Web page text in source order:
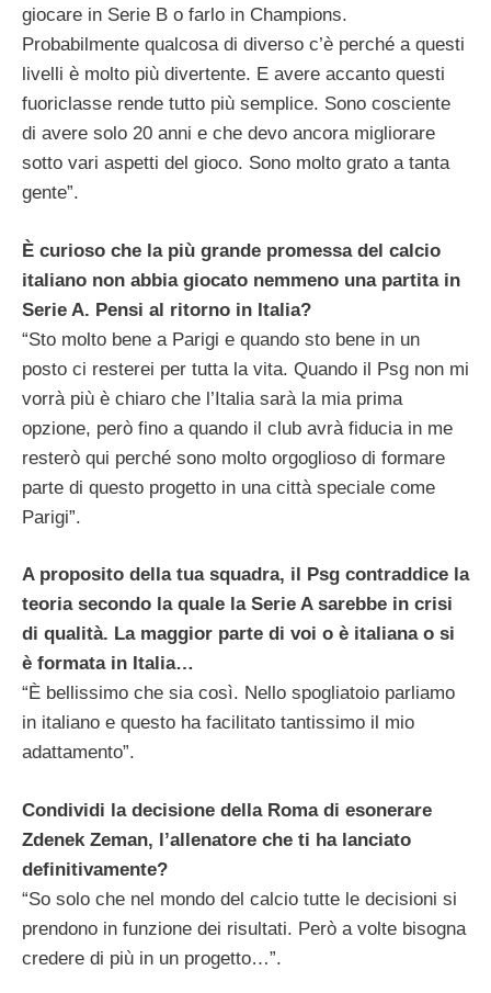
giocare in Serie B o farlo in Champions.
Probabilmente qualcosa di diverso c’è perché a questi
livelli è molto più divertente. E avere accanto questi
fuoriclasse rende tutto più semplice. Sono cosciente
di avere solo 20 anni e che devo ancora migliorare
sotto vari aspetti del gioco. Sono molto grato a tanta
gente”.
È curioso che la più grande promessa del calcio
italiano non abbia giocato nemmeno una partita in
Serie A. Pensi al ritorno in Italia?
“Sto molto bene a Parigi e quando sto bene in un
posto ci resterei per tutta la vita. Quando il Psg non mi
vorrà più è chiaro che l’Italia sarà la mia prima
opzione, però fino a quando il club avrà fiducia in me
resterò qui perché sono molto orgoglioso di formare
parte di questo progetto in una città speciale come
Parigi”.
A proposito della tua squadra, il Psg contraddice la
teoria secondo la quale la Serie A sarebbe in crisi
di qualità. La maggior parte di voi o è italiana o si
è formata in Italia…
“È bellissimo che sia così. Nello spogliatoio parliamo
in italiano e questo ha facilitato tantissimo il mio
adattamento”.
Condividi la decisione della Roma di esonerare
Zdenek Zeman, l’allenatore che ti ha lanciato
definitivamente?
“So solo che nel mondo del calcio tutte le decisioni si
prendono in funzione dei risultati. Però a volte bisogna
credere di più in un progetto…”.